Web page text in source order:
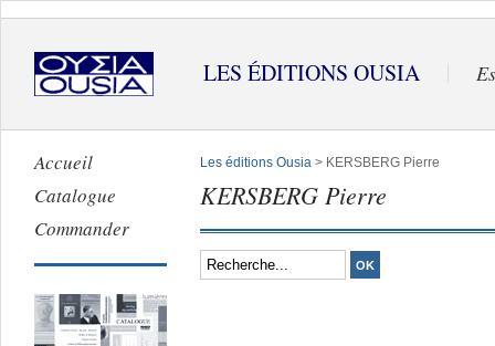
LES ÉDITIONS OUSIA
Accueil
Catalogue
Commander
Les éditions Ousia > KERSBERG Pierre
KERSBERG Pierre